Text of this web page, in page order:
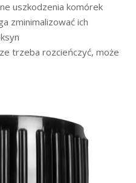
uszkodzenia komórek
zminimalizować ich
trzeba rozcieńczyć, może